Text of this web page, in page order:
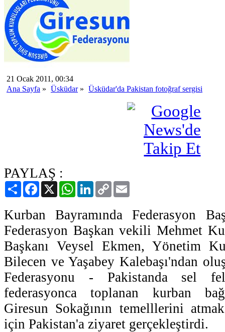
21 Ocak 2011, 00:34
Ana Sayfa » Üsküdar» Üsküdar'da Pakistan fotoğraf sergisi
PAYLAŞ :
PaylaşFacebook
X WhatsAppLinkedIn
Copy
Link
Kurban Bayramında Federasyon
Federasyon Başkan vekili Mehmet
Başkanı Veysel Ekmen, Yönetim
Bilecen ve Yaşabey Kalebaşı'ndan
Federasyonu - Pakistanda sel
federasyonca toplanan kurban
Giresun Sokağının temelllerini
için Pakistan'a ziyaret gerçekleştirdi.